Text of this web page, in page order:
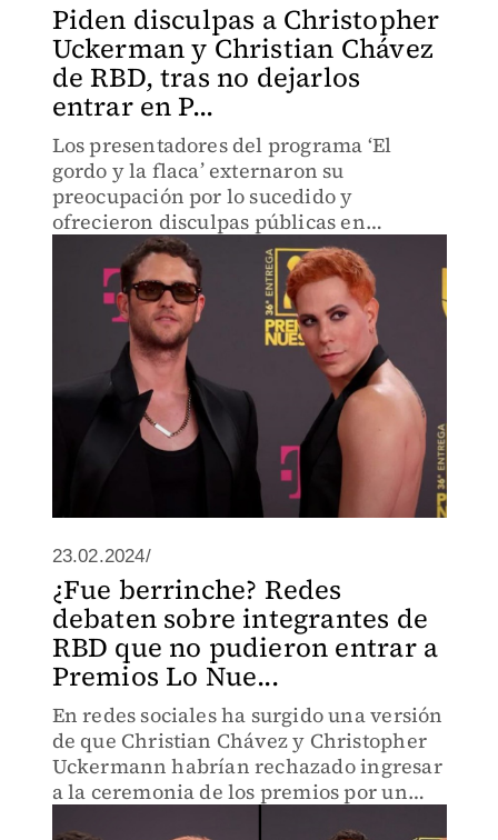
Piden disculpas a Christopher
Uckerman y Christian Chávez
de RBD, tras no dejarlos
entrar en P...
Los presentadores del programa ‘El
gordo y la flaca’ externaron su
preocupación por lo sucedido y
ofrecieron disculpas públicas en
nombre de Univision
23.02.2024/
¿Fue berrinche? Redes
debaten sobre integrantes de
RBD que no pudieron entrar a
Premios Lo Nue...
En redes sociales ha surgido una versión
de que Christian Chávez y Christopher
Uckermann habrían rechazado ingresar
a la ceremonia de los premios por un